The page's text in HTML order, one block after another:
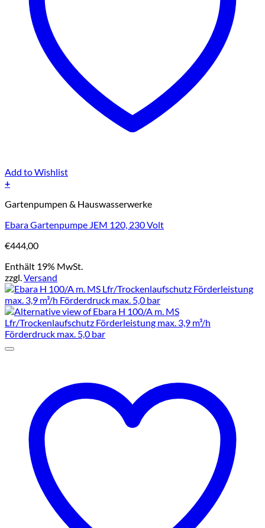
Add to Wishlist
+
Gartenpumpen & Hauswasserwerke
Ebara Gartenpumpe JEM 120, 230 Volt
€444,00
Enthält 19% MwSt.
zzgl.Versand